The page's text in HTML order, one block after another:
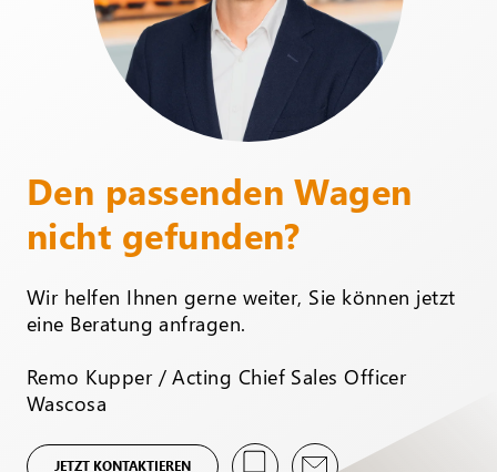
Den passenden Wagen
nicht gefunden?
Wir helfen Ihnen gerne weiter, Sie können jetzt
eine Beratung anfragen.
Remo Kupper / Acting Chief Sales Officer
Wascosa
JETZT KONTAKTIEREN